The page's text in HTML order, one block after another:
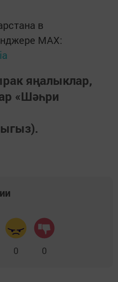
в
MАХ:
яңалыклар,
«Шәһри
0 0